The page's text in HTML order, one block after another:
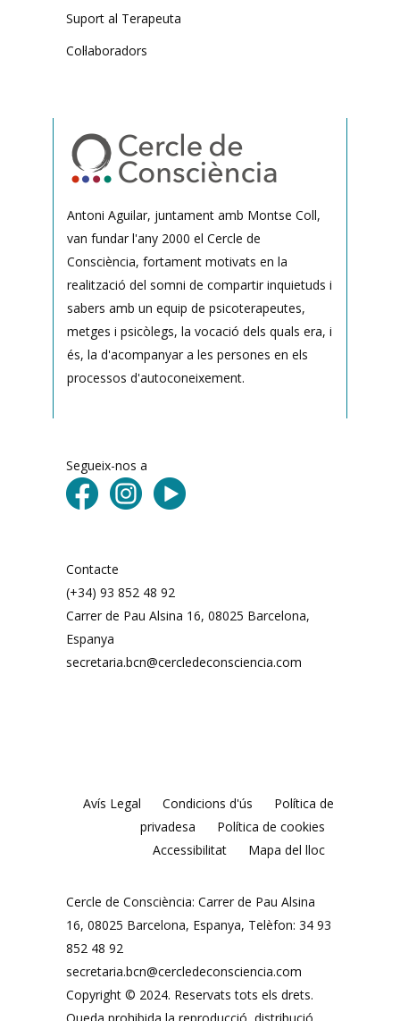
Suport al Terapeuta
Col·laboradors
Antoni Aguilar, juntament amb Montse Coll,
van fundar l'any 2000 el Cercle de
Consciència, fortament motivats en la
realització del somni de compartir inquietuds i
sabers amb un equip de psicoterapeutes,
metges i psicòlegs, la vocació dels quals era, i
és, la d'acompanyar a les persones en els
processos d'autoconeixement.
Segueix-nos a
Contacte
(+34) 93 852 48 92
Carrer de Pau Alsina 16, 08025 Barcelona, ​​
Espanya
secretaria.bcn@cercledeconsciencia.com
Avís Legal Condicions d'ús
Política de
privadesa
Política de cookies
Accessibilitat
Mapa del lloc
Cercle de Consciència: Carrer de Pau Alsina
16, 08025 Barcelona, ​​Espanya, Telèfon: 34 93
852 48 92
secretaria.bcn@cercledeconsciencia.com
Copyright © 2024. Reservats tots els drets.